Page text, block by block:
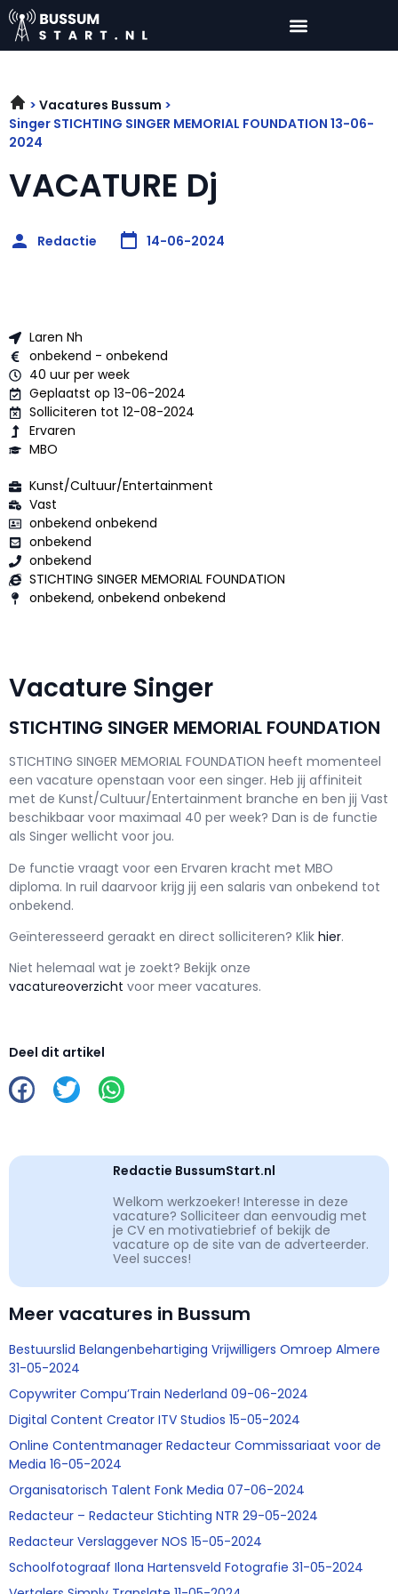
Vacatures Bussum
Singer STICHTING SINGER MEMORIAL FOUNDATION 13-06-
2024
VACATURE Dj
Redactie 14-06-2024
Laren Nh
onbekend - onbekend
40 uur per week
Geplaatst op 13-06-2024
Solliciteren tot 12-08-2024
Ervaren
MBO
Kunst/Cultuur/Entertainment
Vast
onbekend onbekend
onbekend
onbekend
STICHTING SINGER MEMORIAL FOUNDATION
onbekend, onbekend onbekend
Vacature Singer
STICHTING SINGER MEMORIAL FOUNDATION
STICHTING SINGER MEMORIAL FOUNDATION heeft momenteel
een vacature openstaan voor een singer. Heb jij affiniteit
met de Kunst/Cultuur/Entertainment branche en ben jij Vast
beschikbaar voor maximaal 40 per week? Dan is de functie
als Singer wellicht voor jou.
De functie vraagt voor een Ervaren kracht met MBO
diploma. In ruil daarvoor krijg jij een salaris van onbekend tot
onbekend.
Geïnteresseerd geraakt en direct solliciteren? Klik hier.
Niet helemaal wat je zoekt? Bekijk onze
vacatureoverzicht voor meer vacatures.
Deel dit artikel
Redactie BussumStart.nl
Welkom werkzoeker! Interesse in deze
vacature? Solliciteer dan eenvoudig met
je CV en motivatiebrief of bekijk de
vacature op de site van de adverteerder.
Veel succes!
Meer vacatures in Bussum
Bestuurslid Belangenbehartiging Vrijwilligers Omroep Almere
31-05-2024
Copywriter Compu’Train Nederland 09-06-2024
Digital Content Creator ITV Studios 15-05-2024
Online Contentmanager Redacteur Commissariaat voor de
Media 16-05-2024
Organisatorisch Talent Fonk Media 07-06-2024
Redacteur – Redacteur Stichting NTR 29-05-2024
Redacteur Verslaggever NOS 15-05-2024
Schoolfotograaf Ilona Hartensveld Fotografie 31-05-2024